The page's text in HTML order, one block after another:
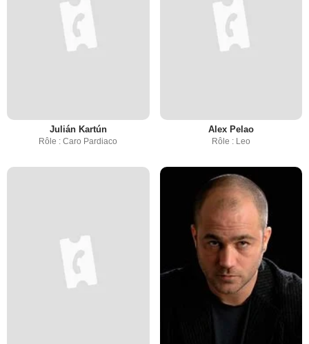
Julián Kartún
Rôle : Caro Pardiaco
Alex Pelao
Rôle : Leo